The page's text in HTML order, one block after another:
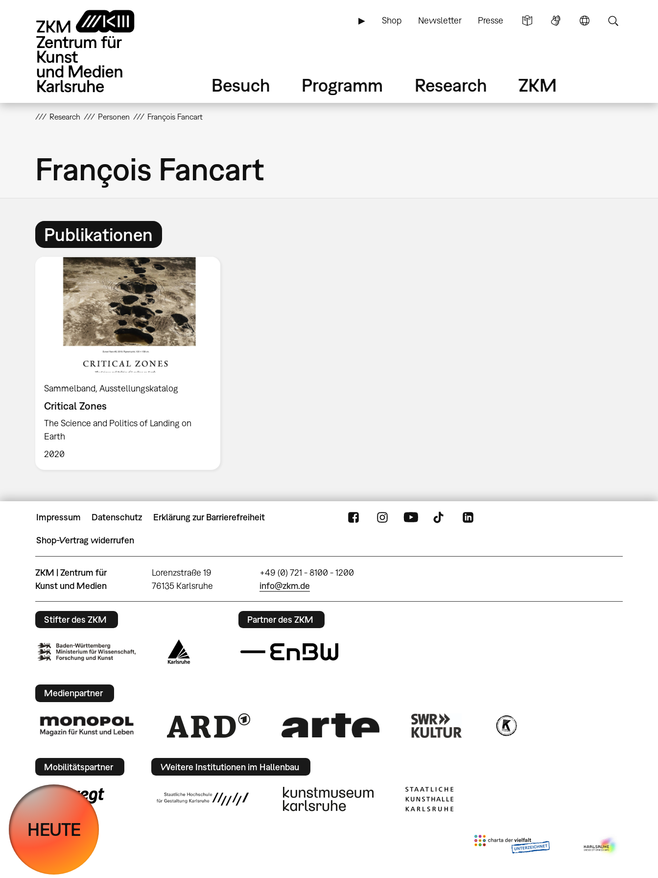
▶ Shop Newsletter Presse
Besuch Programm Research ZKM
Research Personen François Fancart
François Fancart
Publikationen
Sammelband Ausstellungskatalog
Critical Zones
The Science and Politics of Landing on
Earth
2020
Impressum Datenschutz Erklärung zur Barrierefreiheit
Shop-Vertrag widerrufen
ZKM | Zentrum für
Kunst und Medien
Lorenzstraße 19
76135 Karlsruhe
+49 (0) 721 - 8100 - 1200
info@zkm.de
Stifter des ZKM Partner des ZKM
Medienpartner
Mobilitätspartner Weitere Institutionen im Hallenbau
HEUTE